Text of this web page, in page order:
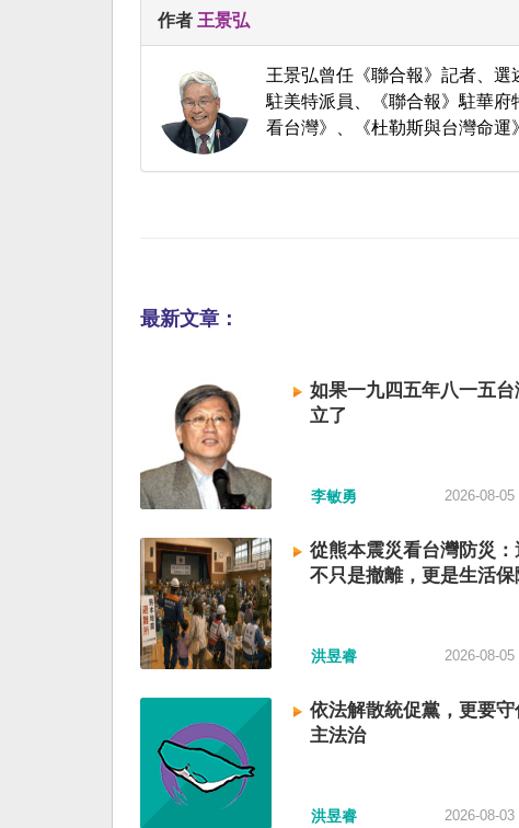
作者 王景弘
王景弘曾任《聯合報》記者、選
駐美特派員、《聯合報》駐華
看台灣》、《杜勒斯與台灣命
最新文章：
如果一九四五年八一五台
立了
李敏勇 2026-08-05
從熊本震災看台灣防災：
不只是撤離，更是生活保
洪昱睿 2026-08-05
依法解散統促黨，更要守
主法治
洪昱睿 2026-08-03